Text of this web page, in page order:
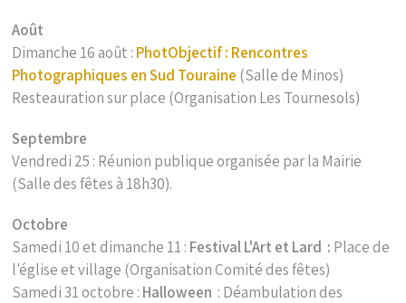
Août
Dimanche 16 août : PhotObjectif : Rencontres
Photographiques en Sud Touraine (Salle de Minos)
Resteauration sur place (Organisation Les Tournesols)
Septembre
Vendredi 25 : Réunion publique organisée par la Mairie
(Salle des fêtes à 18h30).
Octobre
Samedi 10 et dimanche 11 : Festival L'Art et Lard : Place de
l'église et village (Organisation Comité des fêtes)
Samedi 31 octobre : Halloween : Déambulation des